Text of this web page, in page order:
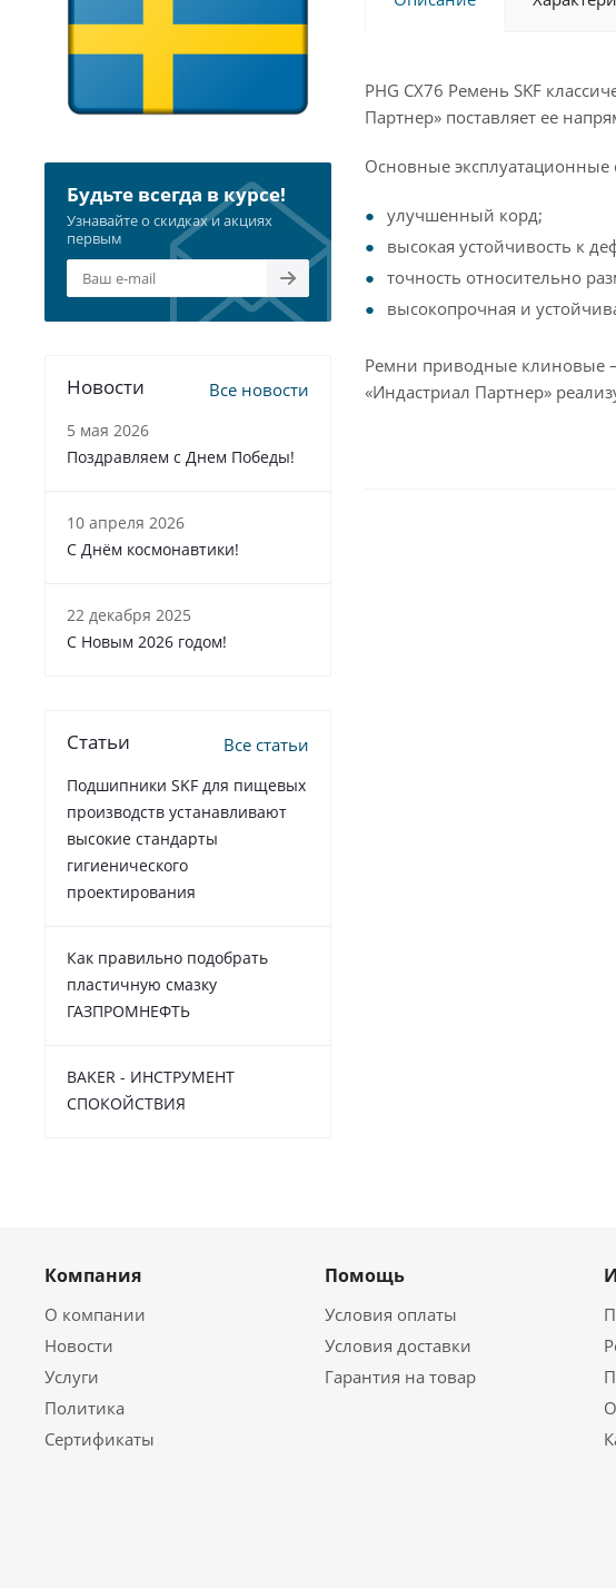
PHG CX76 Ремень SKF
Партнер» поставляет ее
Основные эксплуатационные
улучшенный корд;
высокая устойчивость к
точность относительно
высокопрочная и
Ремни приводные клиновые
«Индастриал Партнер»
Будьте всегда в курсе!
Узнавайте о скидках и акциях
первым
Новости Все новости
5 мая 2026
Поздравляем с Днем Победы!
10 апреля 2026
С Днём космонавтики!
22 декабря 2025
C Новым 2026 годом!
Статьи Все статьи
Подшипники SKF для пищевых
производств устанавливают
высокие стандарты
гигиенического
проектирования
Как правильно подобрать
пластичную смазку
ГАЗПРОМНЕФТЬ
BAKER - ИНСТРУМЕНТ
СПОКОЙСТВИЯ
Компания
О компании
Новости
Услуги
Политика
Сертификаты
Помощь
Условия оплаты
Условия доставки
Гарантия на товар